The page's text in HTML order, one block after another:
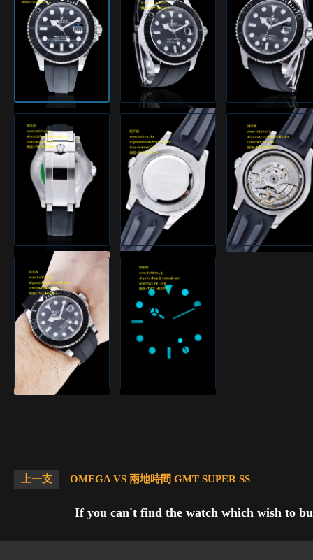
上一支 OMEGA VS 兩地時間 GMT SUPER SS
If you can't find the watch which wish to